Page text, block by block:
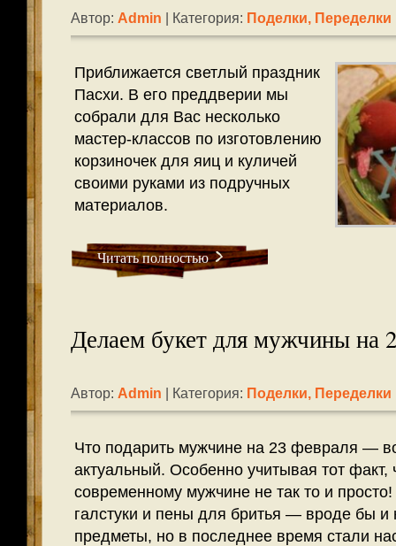
Автор: Admin | Категория: Поделки, Переделки
Приближается светлый праздник
Пасхи. В его преддверии мы
собрали для Вас несколько
мастер-классов по изготовлению
корзиночек для яиц и куличей
своими руками из подручных
материалов.
Читать полностью
Делаем букет для мужчины на
Автор: Admin | Категория: Поделки, Переделки
Что подарить мужчине на 23 февраля —
актуальный. Особенно учитывая тот факт,
современному мужчине не так то и
галстуки и пены для бритья — вроде бы и
предметы, но в последнее время стали